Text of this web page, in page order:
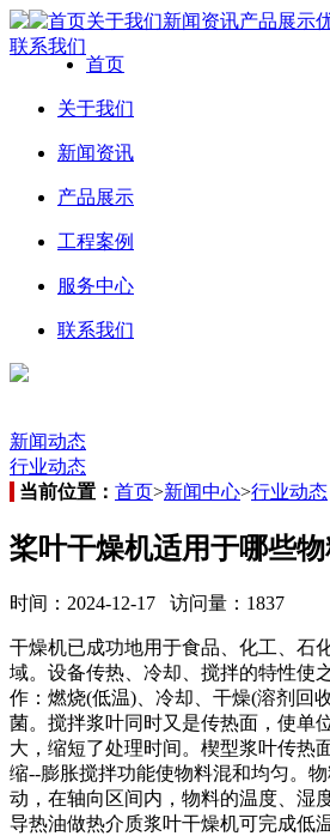
首页关于我们新闻资讯产品展示
联系我们
首页
关于我们
新闻资讯
产品展示
工程案例
服务中心
联系我们
新闻动态
行业动态
当前位置： 首页>新闻中心>行业动态
桨叶干燥机适用于哪些
时间：2024-12-17 访问量：1837
干燥机已成功地用于食品、化工、石
域。设备传热、冷却、搅拌的特性使
作：燃烧(低温)、冷却、干燥(溶剂回
菌。搅拌浆叶同时又是传热面，使单
大，缩短了处理时间。楔型浆叶传热
缩--膨胀搅拌功能使物料混和均匀。
动，在轴向区间内，物料的温度、湿
导热油做热介质浆叶干燥机可完成低